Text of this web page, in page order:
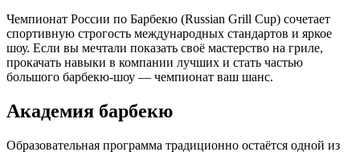
Чемпионат России по Барбекю (Russian Grill Cup) сочетает
спортивную строгость международных стандартов и яркое
шоу. Если вы мечтали показать своё мастерство на гриле,
прокачать навыки в компании лучших и стать частью
большого барбекю-шоу — чемпионат ваш шанс.
Академия барбекю
Образовательная программа традиционно остаётся одной из